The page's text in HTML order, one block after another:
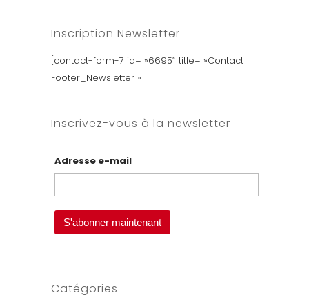
reprennent les
samedis et
dimanches à
partir du 26 août
Inscription Newsletter
[contact-form-7 id= »6695″ title= »Contact
Footer_Newsletter »]
Inscrivez-vous à la newsletter
Adresse e-mail
Catégories